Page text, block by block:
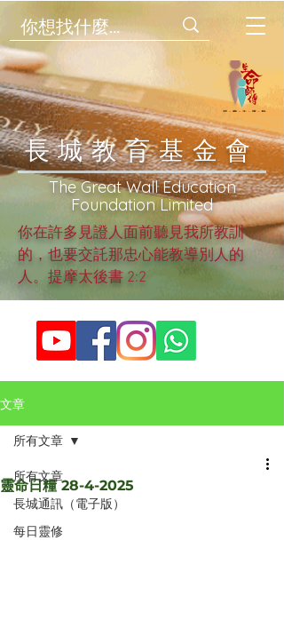
​長城教育基金會
​The Great Wall Education
Foundation Limited
你在許多見證人面前聽見我所教訓
的，也要交託那忠心能教導別人的
人。提摩太後書 2:2
文章
所有文章
長城通訊（電子版）
每日靈修
所有文章
靈命日糧 28-4-2025